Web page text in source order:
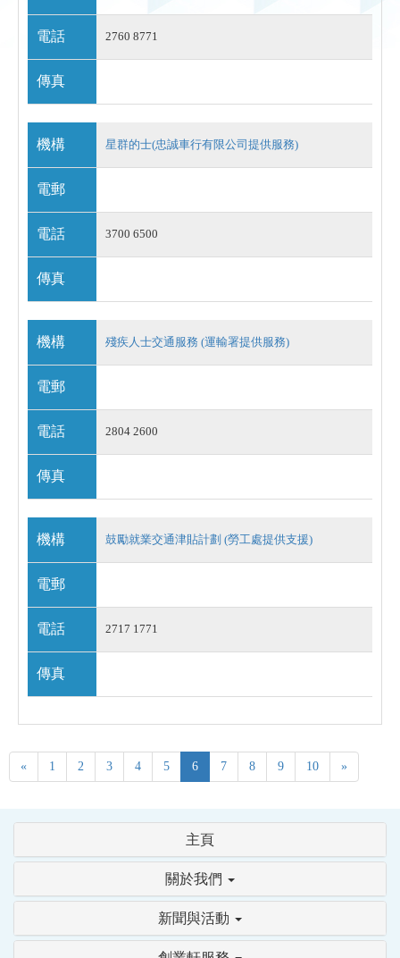
電話 2760 8771
傳真
機構 星群的士(忠誠車行有限公司提供服務)
電郵
電話 3700 6500
傳真
機構 殘疾人士交通服務 (運輸署提供服務)
電郵
電話 2804 2600
傳真
機構 鼓勵就業交通津貼計劃 (勞工處提供支援)
電郵
電話 2717 1771
傳真
« 1 2 3 4 5 6 7 8 9 10 »
主頁
關於我們
新聞與活動